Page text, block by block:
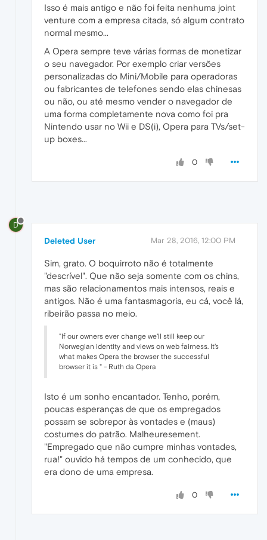
Isso é mais antigo e não foi feita nenhuma joint
venture com a empresa citada, só algum contrato
normal mesmo...
A Opera sempre teve várias formas de monetizar
o seu navegador. Por exemplo criar versões
personalizadas do Mini/Mobile para operadoras
ou fabricantes de telefones sendo elas chinesas
ou não, ou até mesmo vender o navegador de
uma forma completamente nova como foi pra
Nintendo usar no Wii e DS(i), Opera para TVs/set-
up boxes...
0
D
Deleted User Mar 28, 2016, 12:00 PM
Sim, grato. O boquirroto não é totalmente
"descrível". Que não seja somente com os chins,
mas são relacionamentos mais intensos, reais e
antigos. Não é uma fantasmagoria, eu cá, você lá,
ribeirão passa no meio.
"If our owners ever change we'll still keep our
Norwegian identity and views on web fairness. It's
what makes Opera the browser the successful
browser it is " - Ruth da Opera
Isto é um sonho encantador. Tenho, porém,
poucas esperanças de que os empregados
possam se sobrepor às vontades e (maus)
costumes do patrão. Malheuresement.
"Empregado que não cumpre minhas vontades,
rua!" ouvido há tempos de um conhecido, que
era dono de uma empresa.
0